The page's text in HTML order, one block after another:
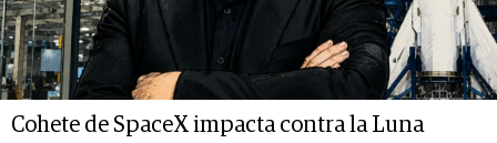
Cohete de SpaceX impacta contra la Luna